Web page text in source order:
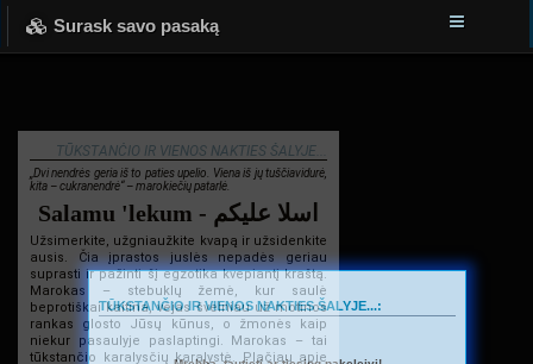
Surask savo pasaką
TŪKSTANČIO IR VIENOS NAKTIES ŠALYJE...
„Dvi nendrės geria iš to paties upelio. Viena iš jų tuščiavidurė,
kita – cukranendrė“ – marokiečių patarlė.
Salamu 'lekum - اسلا عليكم
Užsimerkite, užgniaužkite kvapą ir užsidenkite
ausis. Čia įprastos juslės nepadės geriau
suprasti ir pažinti šį egzotika kvepiantį kraštą.
Marokas – stebuklų žemė, kur saulė
beprotiškai kaitina, vėjas švelniau už motinos
rankas glosto Jūsų kūnus, o žmonės kaip
niekur pasaulyje paslaptingi. Marokas – tai
tūkstančio karalysčių karalystė. Plačiau apie
TŪKSTANČIO IR VIENOS NAKTIES ŠALYJE...: